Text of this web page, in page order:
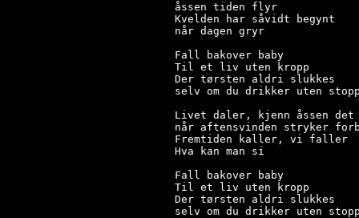
åssen tiden flyr
Kvelden har såvidt begynt
når dagen gryr
Fall bakover baby
Til et liv uten kropp
Der tørsten aldri slukkes
selv om du drikker uten
Livet daler, kjenn åssen det
når aftensvinden stryker
Fremtiden kaller, vi faller
Hva kan man si
Fall bakover baby
Til et liv uten kropp
Der tørsten aldri slukkes
selv om du drikker uten